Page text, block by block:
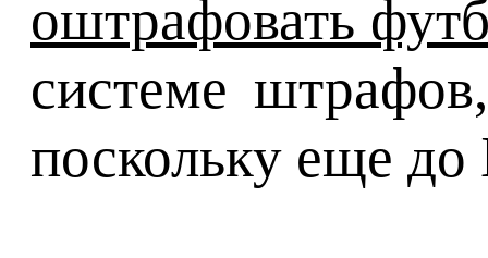
оштрафовать
системе
поскольку еще